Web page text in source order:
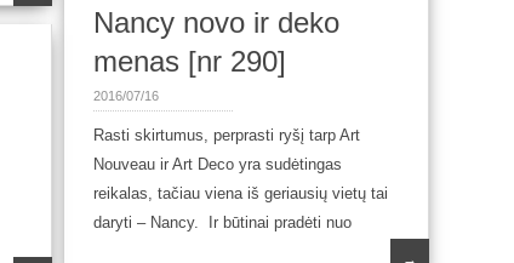
Nancy novo ir deko
menas [nr 290]
2016/07/16
Rasti skirtumus, perprasti ryšį tarp Art
Nouveau ir Art Deco yra sudėtingas
reikalas, tačiau viena iš geriausių vietų tai
daryti – Nancy. Ir būtinai pradėti nuo
→